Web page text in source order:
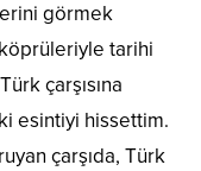
görmek
tarihi
çarşısına
esintiyi hissettim.
çarşıda, Türk